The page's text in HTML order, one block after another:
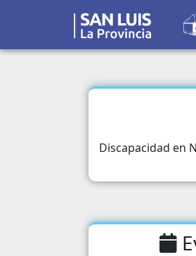
Discapacidad en